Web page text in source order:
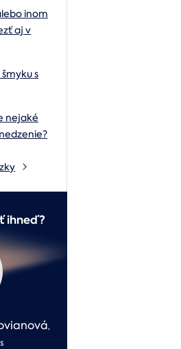
inom
aj v
s
nejaké
ihneď?
,